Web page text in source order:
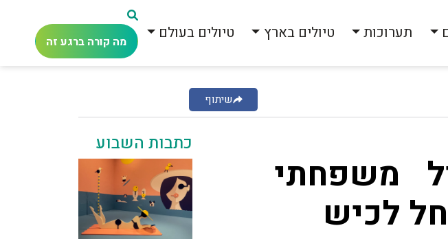
תערוכות טיולים בארץ טיולים בעולם מה קורה ברגע זה
שיתוף
משפחתי
לכיש
כתבות השבוע